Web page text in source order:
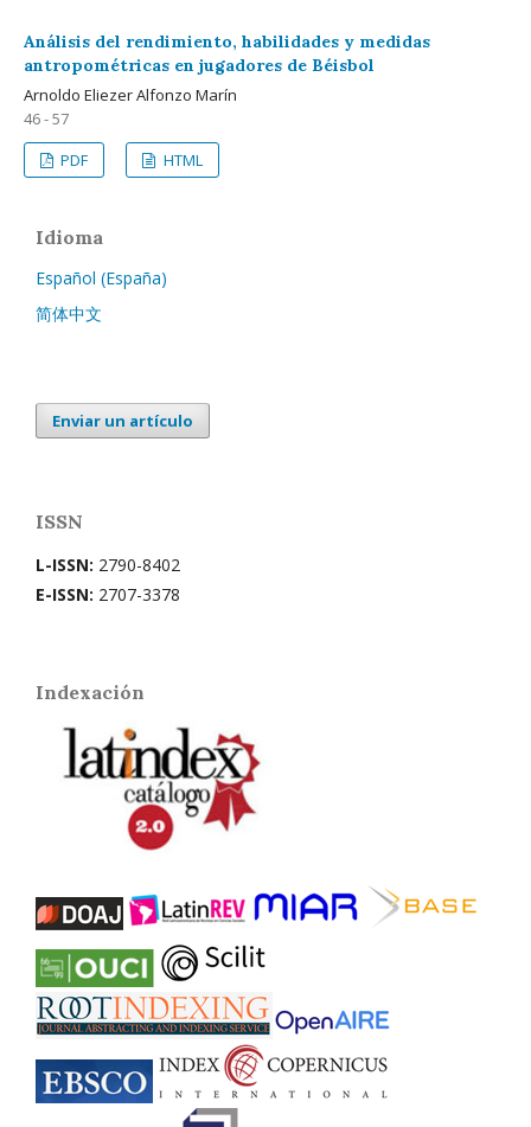
Análisis del rendimiento, habilidades y medidas
antropométricas en jugadores de Béisbol
Arnoldo Eliezer Alfonzo Marín
46 - 57
PDF
HTML
Idioma
Español (España)
简体中文
Enviar un artículo
ISSN
L-ISSN: 2790-8402
E-ISSN: 2707-3378
Indexación